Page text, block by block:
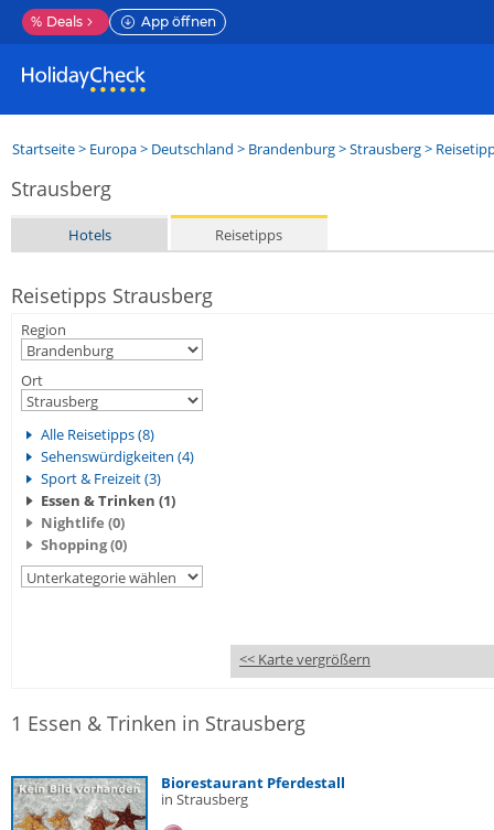
% Deals App öffnen
Startseite> Europa> Deutschland > Brandenburg>Strausberg>
Strausberg
Hotels Reisetipps
Reisetipps Strausberg
Region
Ort
Alle Reisetipps (8)
Sehenswürdigkeiten (4)
Sport & Freizeit (3)
Essen & Trinken (1)
Nightlife (0)
Shopping (0)
<< Karte vergrößern
1 Essen & Trinken in Strausberg
Biorestaurant Pferdestall
in Strausberg